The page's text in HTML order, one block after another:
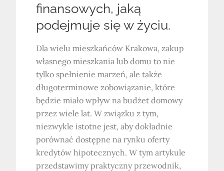
finansowych, jaką
podejmuje się w życiu.
Dla wielu mieszkańców Krakowa, zakup
własnego mieszkania lub domu to nie
tylko spełnienie marzeń, ale także
długoterminowe zobowiązanie, które
będzie miało wpływ na budżet domowy
przez wiele lat. W związku z tym,
niezwykle istotne jest, aby dokładnie
porównać dostępne na rynku oferty
kredytów hipotecznych. W tym artykule
przedstawimy praktyczny przewodnik,